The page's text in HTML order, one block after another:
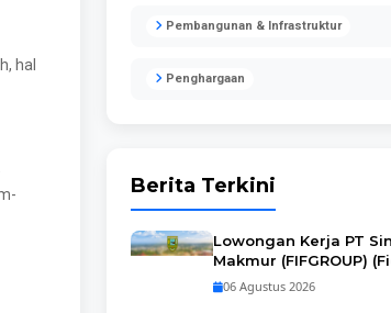
hal
Pembangunan & Infrastruktur
Penghargaan
Berita Terkini
Lowongan Kerja PT
Makmur (FIFGROUP)
06 Agustus 2026